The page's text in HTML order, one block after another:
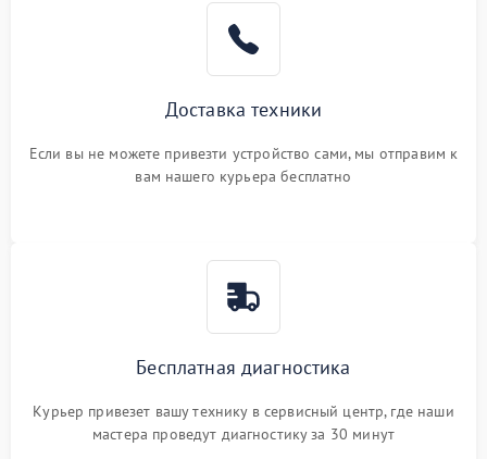
Доставка техники
Если вы не можете привезти устройство сами, мы отправим к
вам нашего курьера бесплатно
Бесплатная диагностика
Курьер привезет вашу технику в сервисный центр, где наши
мастера проведут диагностику за 30 минут